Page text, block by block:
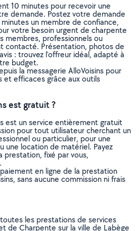
10 minutes pour recevoir une
demande. Postez votre demande
un membre de confiance,
votre besoin urgent de charpente
membres, professionnels ou
contacté. Présentation, photos de
: trouvez l'offreur idéal, adapté à
budget.
la messagerie AlloVoisins pour
et efficaces grâce aux outils
est gratuit ?
est un service entièrement gratuit
pour tout utilisateur cherchant un
ou particulier, pour une
une location de matériel. Payez
prestation, fixé par vous,
en ligne de la prestation
sans aucune commission ni frais
les prestations de services
de Charpente sur la ville de Labège